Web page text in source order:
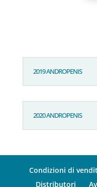
2019 ANDROPENIS
2020 ANDROPENIS
Condizioni di
Distributori